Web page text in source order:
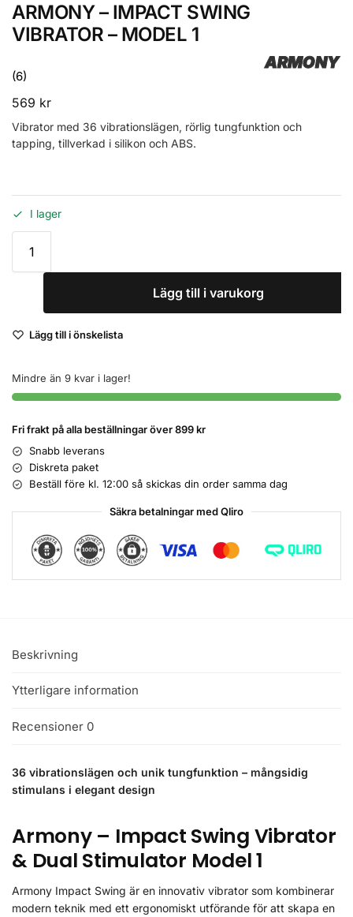
ARMONY – IMPACT SWING
VIBRATOR – MODEL 1
ARMONY
(6)
569 kr
Vibrator med 36 vibrationslägen, rörlig tungfunktion och
tapping, tillverkad i silikon och ABS.
I lager
Lägg till i varukorg
Lägg till i önskelista
Mindre än 9 kvar i lager!
Fri frakt på alla beställningar över 899 kr
Snabb leverans
Diskreta paket
Beställ före kl. 12:00 så skickas din order samma dag
Säkra betalningar med Qliro
Beskrivning
Ytterligare information
Recensioner 0
36 vibrationslägen och unik tungfunktion – mångsidig
stimulans i elegant design
Armony – Impact Swing Vibrator
& Dual Stimulator Model 1
Armony Impact Swing är en innovativ vibrator som kombinerar
modern teknik med ett ergonomiskt utförande för att skapa en